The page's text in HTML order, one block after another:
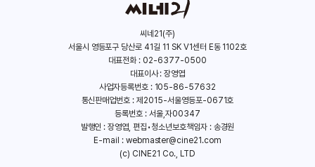
씨네21(주)
서울시 영등포구 당산로 41길 11 SK V1센터 E동 1102호
대표전화 : 02-6377-0500
대표이사 : 장영엽
사업자등록번호 : 105-86-57632
통신판매업번호 : 제2015-서울영등포-0671호
등록번호 : 서울,자00347
발행인 : 장영엽, 편집•청소년보호책임자 : 송경원
E-mail : webmaster@cine21.com
(c) CINE21 Co., LTD